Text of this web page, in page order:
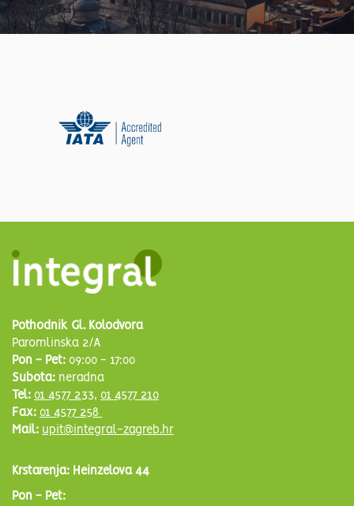
Pothodnik Gl. Kolodvora
Paromlinska 2/A
Pon - Pet: 09:00 - 17:00
Subota: neradna
Tel: 01 4577 233, 01 4577 210
Fax: 01 4577 258
Mail: upit@integral-zagreb.hr
Krstarenja: Heinzelova 44
Pon - Pet: